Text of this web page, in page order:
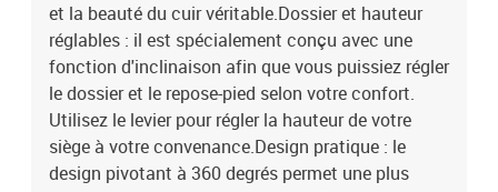
et la beauté du cuir véritable.Dossier et hauteur
réglables : il est spécialement conçu avec une
fonction d'inclinaison afin que vous puissiez régler
le dossier et le repose-pied selon votre confort.
Utilisez le levier pour régler la hauteur de votre
siège à votre convenance.Design pratique : le
design pivotant à 360 degrés permet une plus